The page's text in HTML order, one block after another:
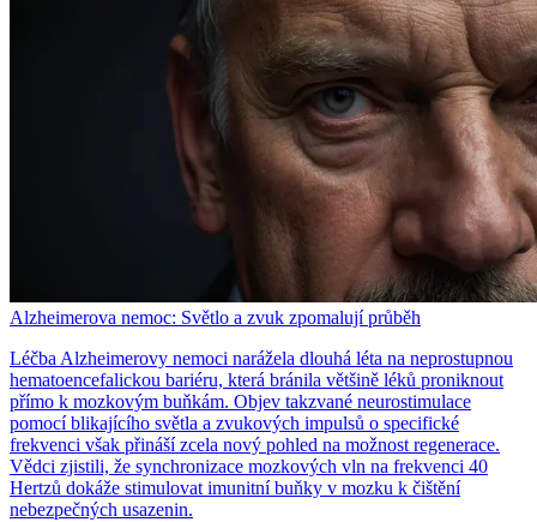
Alzheimerova nemoc: Světlo a zvuk zpomalují průběh
Léčba Alzheimerovy nemoci narážela dlouhá léta na neprostupnou
hematoencefalickou bariéru, která bránila většině léků proniknout
přímo k mozkovým buňkám. Objev takzvané neurostimulace
pomocí blikajícího světla a zvukových impulsů o specifické
frekvenci však přináší zcela nový pohled na možnost regenerace.
Vědci zjistili, že synchronizace mozkových vln na frekvenci 40
Hertzů dokáže stimulovat imunitní buňky v mozku k čištění
nebezpečných usazenin.